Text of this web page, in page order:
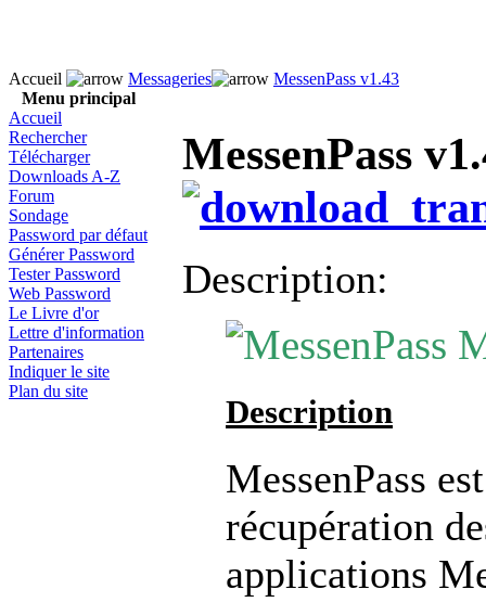
Accueil Messageries
MessenPass v1.43
Menu principal
Accueil
Rechercher
Télécharger
Downloads A-Z
Forum
Sondage
Password par défaut
Générer Password
Tester Password
Web Password
Le Livre d'or
Lettre d'information
Partenaires
Indiquer le site
Plan du site
MessenPass
Description:
Description
MessenPass
récupération
applications